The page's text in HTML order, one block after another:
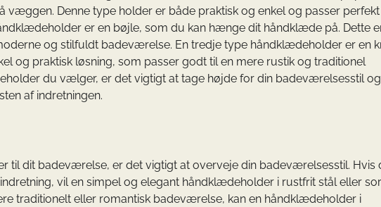
væggen. Denne type holder er både praktisk og enkel og passer perfekt
er en bøjle, som du kan hænge dit håndklæde på. Dette
og stilfuldt badeværelse. En tredje type håndklædeholder er en
og praktisk løsning, som passer godt til en mere rustik og traditionel
du vælger, er det vigtigt at tage højde for din badeværelsesstil og
af indretningen.
til dit badeværelse, er det vigtigt at overveje din badeværelsesstil. Hvis
vil en simpel og elegant håndklædeholder i rustfrit stål eller
traditionelt eller romantisk badeværelse, kan en håndklædeholder i